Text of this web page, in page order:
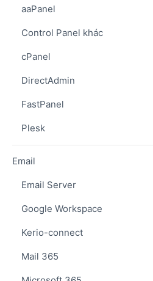
aaPanel
Control Panel khác
cPanel
DirectAdmin
FastPanel
Plesk
Email
Email Server
Google Workspace
Kerio-connect
Mail 365